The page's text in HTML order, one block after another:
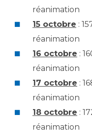
réanimation
15 octobre :
réanimation
16 octobre :
réanimation
17 octobre :
réanimation
18 octobre :
réanimation